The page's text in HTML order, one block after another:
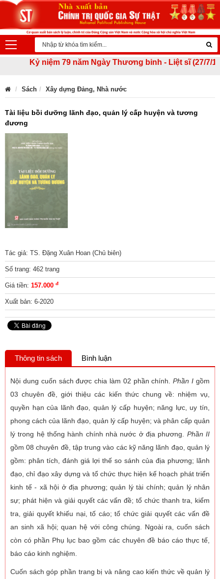
Kỷ niệm 79 năm Ngày Thương binh - Liệt sĩ (27/7/1947
Sách Xây dựng Đảng, Nhà nước
Tài liệu bồi dưỡng lãnh đạo, quản lý cấp huyện và tương
đương
Tác giả: TS. Đặng Xuân Hoan (Chủ biên)
Số trang: 462 trang
Giá tiền: 157.000 đ
Xuất bản: 6-2020
Thông tin sách Bình luận
Nội dung cuốn sách được chia làm 02 phần chính.Phần I gồm
03 chuyên đề, giới thiệu các kiến thức chung về: nhiệm vụ,
quyền hạn của lãnh đạo, quản lý cấp huyện; năng lực, uy tín,
phong cách của lãnh đạo, quản lý cấp huyện; và phân cấp quản
lý trong hệ thống hành chính nhà nước ở địa phương. Phần II
gồm 08 chuyên đề, tập trung vào các kỹ năng lãnh đạo, quản lý
gồm: phân tích, đánh giá lợi thế so sánh của địa phương; lãnh
đạo, chỉ đạo xây dựng và tổ chức thực hiện kế hoạch phát triển
kinh tế - xã hội ở địa phương; quản lý tài chính; quản lý nhân
sự; phát hiện và giải quyết các vấn đề; tổ chức thanh tra, kiểm
tra, giải quyết khiếu nại, tố cáo; tổ chức giải quyết các vấn đề
an sinh xã hội; quan hệ với công chúng. Ngoài ra, cuốn sách
còn có phần Phụ lục bao gồm các chuyên đề báo cáo thực tế,
báo cáo kinh nghiệm.
Cuốn sách góp phần trang bị và nâng cao kiến thức về quản lý